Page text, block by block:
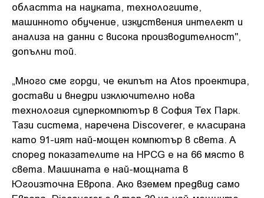
областта на науката, технологиите,
машинното обучение, изкуствения интелект и
анализа на данни с висока производителност",
допълни той.
„Много сме горди, че екипът на Atos проектира,
достави и внедри изключително нова
технология суперкомпютър в София Тех Парк.
Тази система, наречена Discoverer, е класирана
като 91-ият най-мощен компютър в света. А
според показателите на HPCG е на 66 място в
света. Машината е най-мощната в
Югоизточна Европа. Ако вземем предвид само